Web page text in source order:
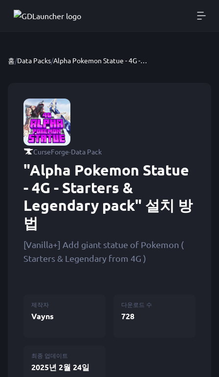
홈/Data Packs/ Alpha Pokemon Statue - 4G - Starters & Legendary pack
CurseForge·Data Pack
"Alpha Pokemon Statue
- 4G - Starters &
Legendary pack" 설치 방
법
[Vanilla+] Add giant statue of Pokemon (
Starters & Legendary from 4G )
제작자
Vayns
다운로드 수
728
최종 업데이트
2025년 2월 24일